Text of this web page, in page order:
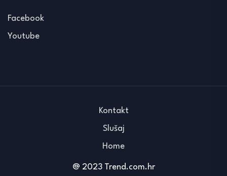
Facebook
Youtube
@ 2023 Trend.com.hr
Kontakt
Slušaj
Home